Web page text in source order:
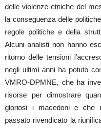
delle violenze etniche del
la conseguenza delle
regole politiche e della
Alcuni analisti non hanno
ritorno delle tensioni
negli ultimi anni ha potuto
VMRO-DPMNE, che ha
risorse per dimostrare
gloriosi i macedoni e che
passato rivendicato la